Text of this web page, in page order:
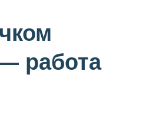
работа